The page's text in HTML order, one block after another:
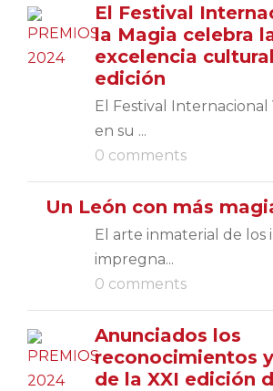
El Festival
la Magia celebra
excelencia
edición
El Festival Internacional
en su ...
0 comments
Un León con más
El arte inmaterial de los
impregna...
0 comments
Anunciados los
reconocimientos
de la XXI edición